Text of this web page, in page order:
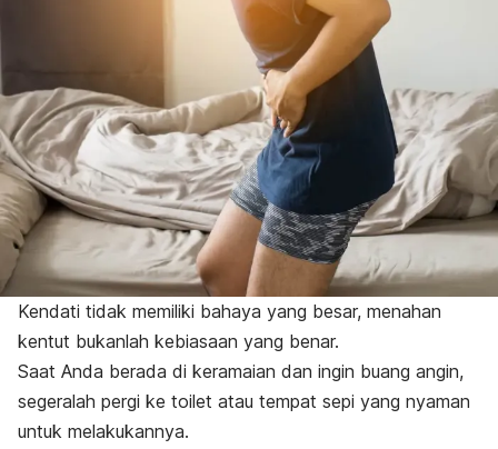
Kendati tidak memiliki bahaya yang besar, menahan
kentut bukanlah kebiasaan yang benar.
Saat Anda berada di keramaian dan ingin buang angin,
segeralah pergi ke toilet atau tempat sepi yang nyaman
untuk melakukannya.